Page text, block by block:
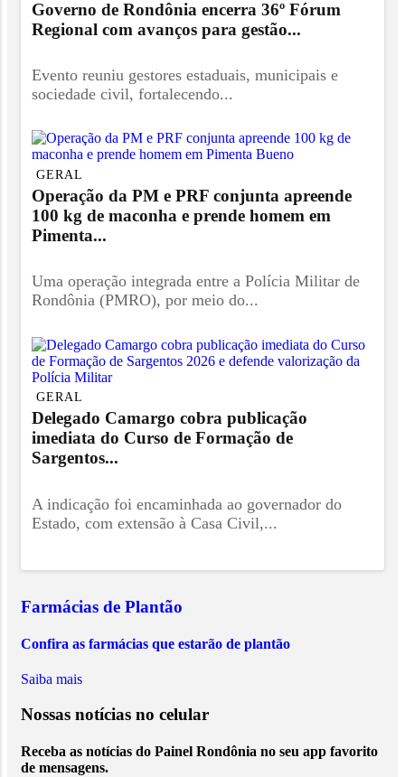
Governo de Rondônia encerra 36º Fórum
Regional com avanços para gestão...
Evento reuniu gestores estaduais, municipais e
sociedade civil, fortalecendo...
GERAL
Operação da PM e PRF conjunta apreende
100 kg de maconha e prende homem em
Pimenta...
Uma operação integrada entre a Polícia Militar de
Rondônia (PMRO), por meio do...
GERAL
Delegado Camargo cobra publicação
imediata do Curso de Formação de
Sargentos...
A indicação foi encaminhada ao governador do
Estado, com extensão à Casa Civil,...
Farmácias de Plantão
Confira as farmácias que estarão de plantão
Saiba mais
Nossas notícias no celular
Receba as notícias do Painel Rondônia no seu app favorito
de mensagens.